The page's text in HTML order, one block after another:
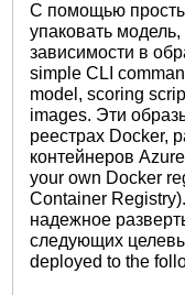
С помощью
упаковать
зависимости в
simple CLI
model, scoring
images. Эти
реестрах Docker,
контейнеров
your own Docker
Container
надежное
следующих
deployed to the